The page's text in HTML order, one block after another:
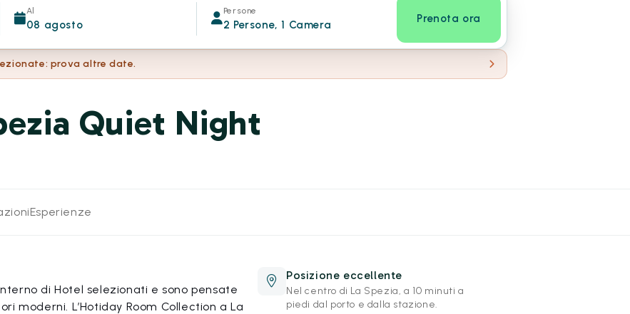
Al
08 agosto
Persone
2 Persone, 1 Camera Prenota ora
prova altre date.
Quiet Night
Esperienze
di Hotel selezionati e sono pensate
moderni. L’Hotiday Room Collection a La
Posizione eccellente
Nel centro di La Spezia, a 10 minuti a
piedi dal porto e dalla stazione.